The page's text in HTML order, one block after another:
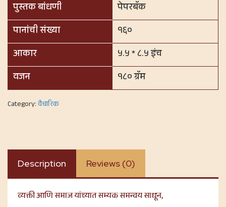
पुस्तक बांधणी
पेपरबॅक
पानांची संख्या
१६०
आकार
५.५ * ८.५ इंच
वजन
१८० ग्रॅम
Category:वैचारिक
Description Reviews (0)
व्यक्ती आणि समाज यांच्यात सम्यक समन्वय साधून,